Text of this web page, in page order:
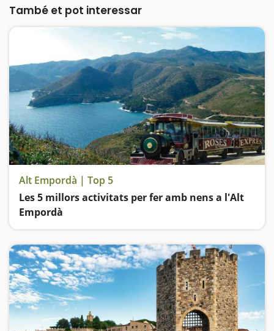
També et pot interessar
Alt Empordà | Top 5
Les 5 millors activitats per fer amb nens a l'Alt
Empordà